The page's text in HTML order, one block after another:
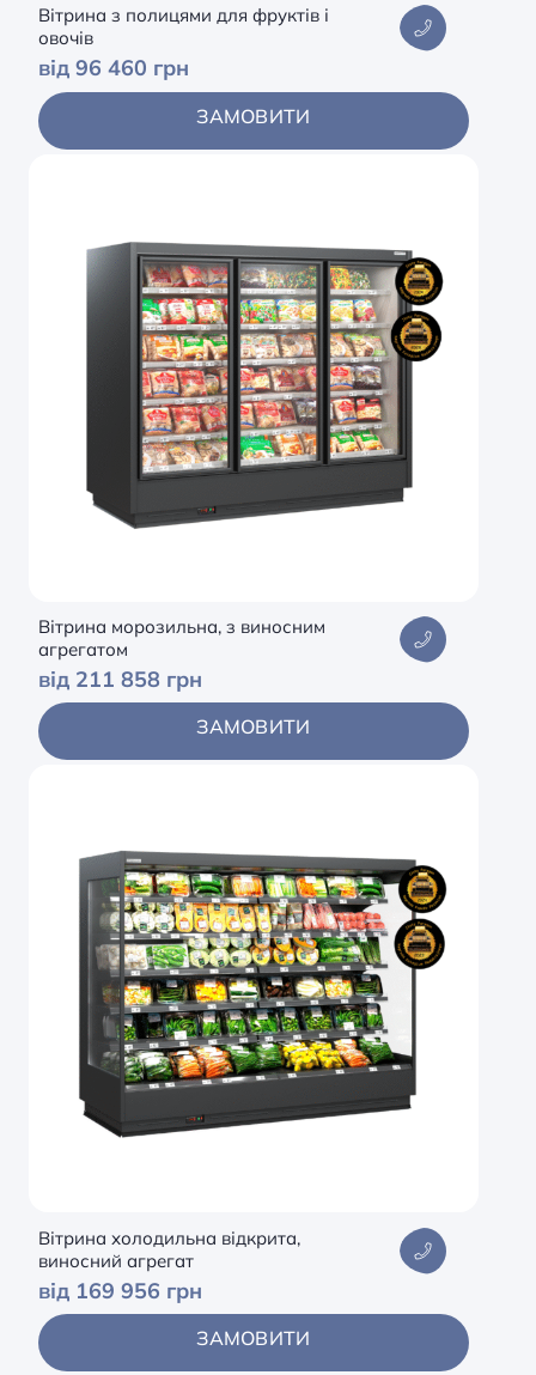
Вітрина з полицями для фруктів і
овочів
від 96 460 грн
ЗАМОВИТИ
Вітрина морозильна, з виносним
агрегатом
від 211 858 грн
ЗАМОВИТИ
Вітрина холодильна відкрита,
виносний агрегат
від 169 956 грн
ЗАМОВИТИ
Опоры, разделители, толкатели
Система проводки клиента
Стойки и держатели для пакетов
Тележки для покупок
Ценникодержатель, планки для
ценников